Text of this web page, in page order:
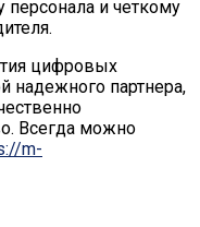
и четкому
цифровых
надежного партнера,
Всегда можно
m-